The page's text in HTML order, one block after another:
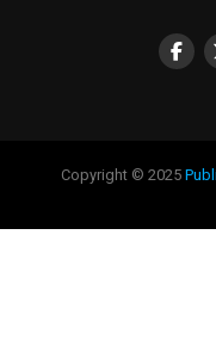
Copyright © 2025